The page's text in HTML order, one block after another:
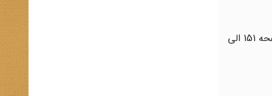
برگرفته از کتاب «پهلوی‌ستایی در ترازوی تاریخ » نوشته دکتر سید مصطفی تقوی مقدم، مؤسسه مطالعات و پژوهشهای سیاسی ( صفحه 151 الی